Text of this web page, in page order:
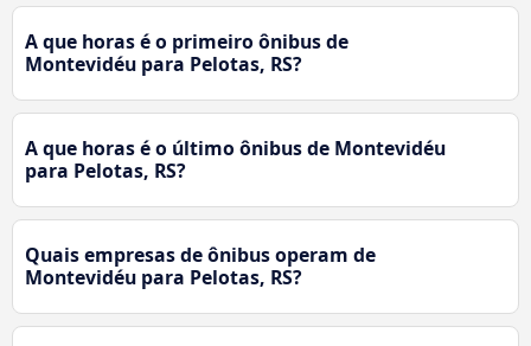
A que horas é o primeiro ônibus de
Montevidéu para Pelotas, RS?
A que horas é o último ônibus de Montevidéu
para Pelotas, RS?
Quais empresas de ônibus operam de
Montevidéu para Pelotas, RS?